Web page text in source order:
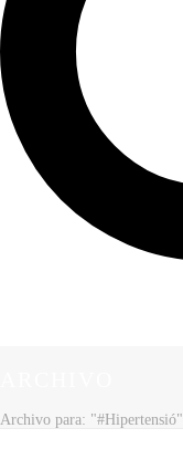
Archivo para: "#Hipertensió"